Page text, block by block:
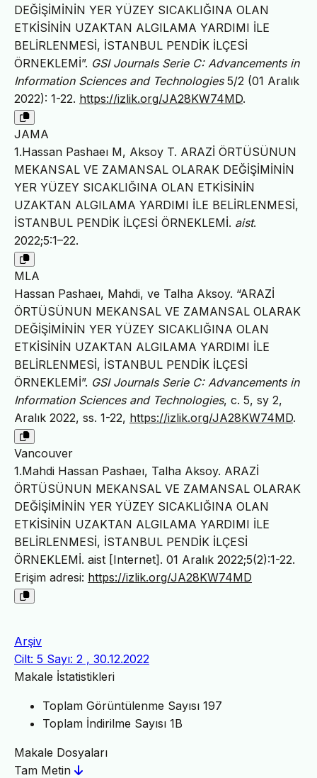
DEĞİŞİMİNİN YER YÜZEY SICAKLIĞINA OLAN
ETKİSİNİN UZAKTAN ALGILAMA YARDIMI İLE
BELİRLENMESİ, İSTANBUL PENDİK İLÇESİ
ÖRNEKLEMİ”. GSI Journals Serie C: Advancements in
Information Sciences and Technologies5/2 (01 Aralık
2022): 1-22. https://izlik.org/JA28KW74MD.
JAMA
1.Hassan Pashaeı M, Aksoy T. ARAZİ ÖRTÜSÜNUN
MEKANSAL VE ZAMANSAL OLARAK DEĞİŞİMİNİN
YER YÜZEY SICAKLIĞINA OLAN ETKİSİNİN
UZAKTAN ALGILAMA YARDIMI İLE BELİRLENMESİ,
İSTANBUL PENDİK İLÇESİ ÖRNEKLEMİ. aist.
2022;5:1–22.
MLA
Hassan Pashaeı, Mahdi, ve Talha Aksoy. “ARAZİ
ÖRTÜSÜNUN MEKANSAL VE ZAMANSAL OLARAK
DEĞİŞİMİNİN YER YÜZEY SICAKLIĞINA OLAN
ETKİSİNİN UZAKTAN ALGILAMA YARDIMI İLE
BELİRLENMESİ, İSTANBUL PENDİK İLÇESİ
ÖRNEKLEMİ”. GSI Journals Serie C: Advancements in
Information Sciences and Technologies, c. 5, sy 2,
Aralık 2022, ss. 1-22, https://izlik.org/JA28KW74MD.
Vancouver
1.Mahdi Hassan Pashaeı, Talha Aksoy. ARAZİ
ÖRTÜSÜNUN MEKANSAL VE ZAMANSAL OLARAK
DEĞİŞİMİNİN YER YÜZEY SICAKLIĞINA OLAN
ETKİSİNİN UZAKTAN ALGILAMA YARDIMI İLE
BELİRLENMESİ, İSTANBUL PENDİK İLÇESİ
ÖRNEKLEMİ. aist [Internet]. 01 Aralık 2022;5(2):1-22.
Erişim adresi: https://izlik.org/JA28KW74MD
Arşiv
Cilt: 5 Sayı: 2 , 30.12.2022
Makale İstatistikleri
Toplam Görüntülenme Sayısı 197
Toplam İndirilme Sayısı 1B
Makale Dosyaları
Tam Metin